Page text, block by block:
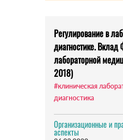
Регулирование в
диагностике.
лабораторной
2018)
#клиническая
диагностика
Организационные и
аспекты